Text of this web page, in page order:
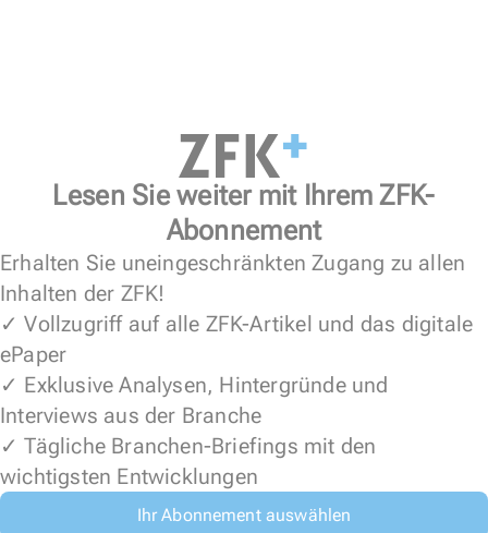
Lesen Sie weiter mit Ihrem ZFK-
Abonnement
Erhalten Sie uneingeschränkten Zugang zu allen
Inhalten der ZFK!
✓ Vollzugriff auf alle ZFK-Artikel und das digitale
ePaper
✓ Exklusive Analysen, Hintergründe und
Interviews aus der Branche
✓ Tägliche Branchen-Briefings mit den
wichtigsten Entwicklungen
Ihr Abonnement auswählen